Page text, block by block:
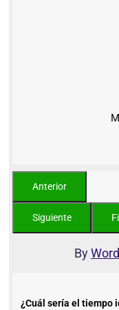
By
¿Cuál sería el tiempo